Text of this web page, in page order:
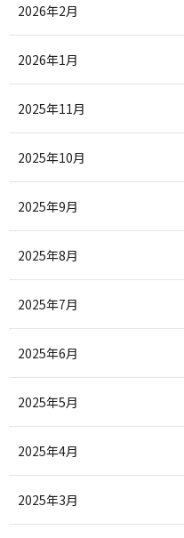
2026年2月
2026年1月
2025年11月
2025年10月
2025年9月
2025年8月
2025年7月
2025年6月
2025年5月
2025年4月
2025年3月